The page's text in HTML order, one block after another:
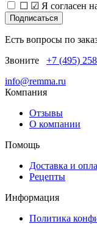
☐ ☑ Я согласен
Есть вопросы по
Звоните +7 (495)
info@remma.ru
Компания
Отзывы
О компании
Помощь
Доставка и
Рецепты
Информация
Политика